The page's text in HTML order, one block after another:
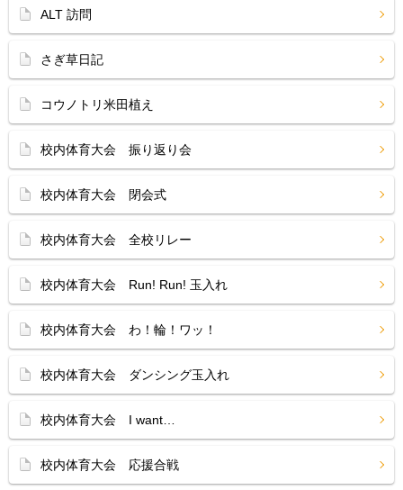
ALT 訪問
さぎ草日記
コウノトリ米田植え
校内体育大会 振り返り会
校内体育大会 閉会式
校内体育大会 全校リレー
校内体育大会 Run! Run! 玉入れ
校内体育大会 わ！輪！ワッ！
校内体育大会 ダンシング玉入れ
校内体育大会 I want…
校内体育大会 応援合戦